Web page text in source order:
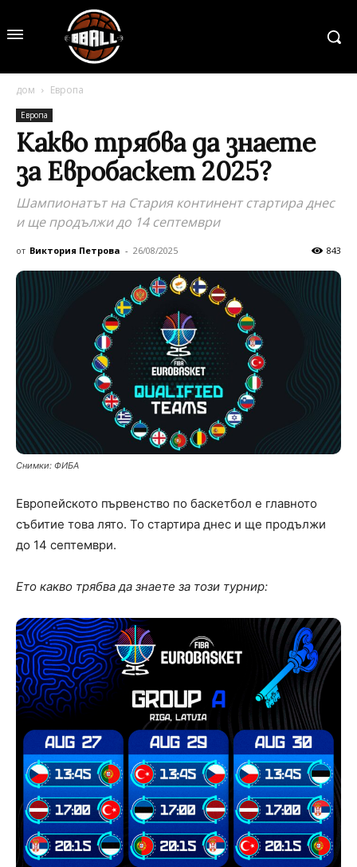
дом Европа
Европа
Какво трябва да знаете
за Евробаскет 2025?
Шампионатът на Стария континент стартира днес
и ще продължи до 14 септември
от Виктория Петрова - 26/08/2025 843
Снимки: ФИБА
Eвропейското първенство по баскетбол е главното
събитие това лято. То стартира днес и ще продължи
до 14 септември.
Ето какво трябва да знаете за този турнир: